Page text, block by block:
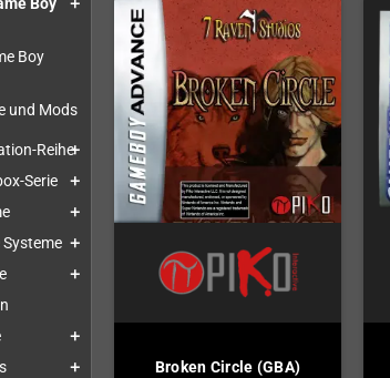
Boy
add
Boy
und Mods
Reiheadd
Serie add
add
add
add
add
add Broken Circle (GBA)